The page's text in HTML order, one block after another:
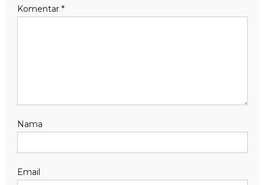
Komentar *
Nama
Email